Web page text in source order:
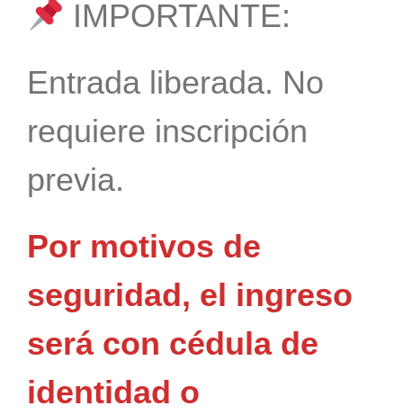
IMPORTANTE:
Entrada liberada. No
requiere inscripción
previa.
Por motivos de
seguridad, el ingreso
será con cédula de
identidad o